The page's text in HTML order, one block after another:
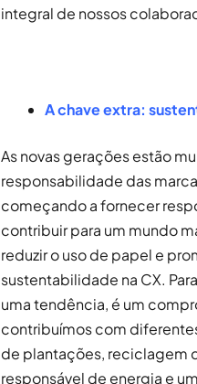
integral de nossos
A chave extra:
As novas gerações estão
responsabilidade das
começando a fornecer
contribuir para um mundo
reduzir o uso de papel e
sustentabilidade na CX.
uma tendência, é um
contribuímos com
de plantações, reciclagem
responsável de energia e